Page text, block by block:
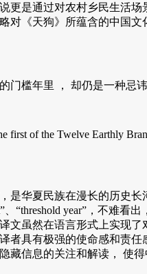
更是通过对农村乡民生活
对《天狗》所蕴含的中国
槛年里 ， 却仍是一种忌讳
of the Twelve Earthly
华夏民族在漫长的历史长
、“threshold year”，不难
文虽然在语言形式上实现
者具有极强的使命感和责
藏信息的关注和解读， 使